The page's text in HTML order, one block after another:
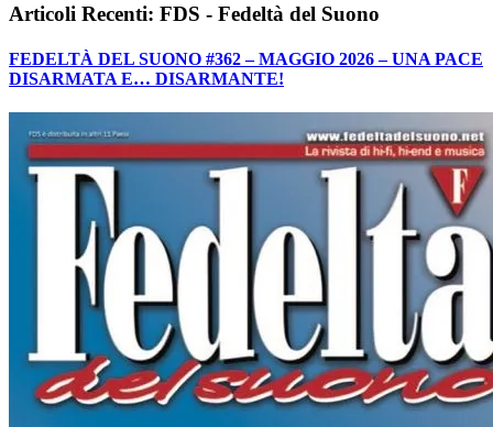
Articoli Recenti: FDS - Fedeltà del Suono
FEDELTÀ DEL SUONO #362 – MAGGIO 2026 – UNA PACE
DISARMATA E… DISARMANTE!